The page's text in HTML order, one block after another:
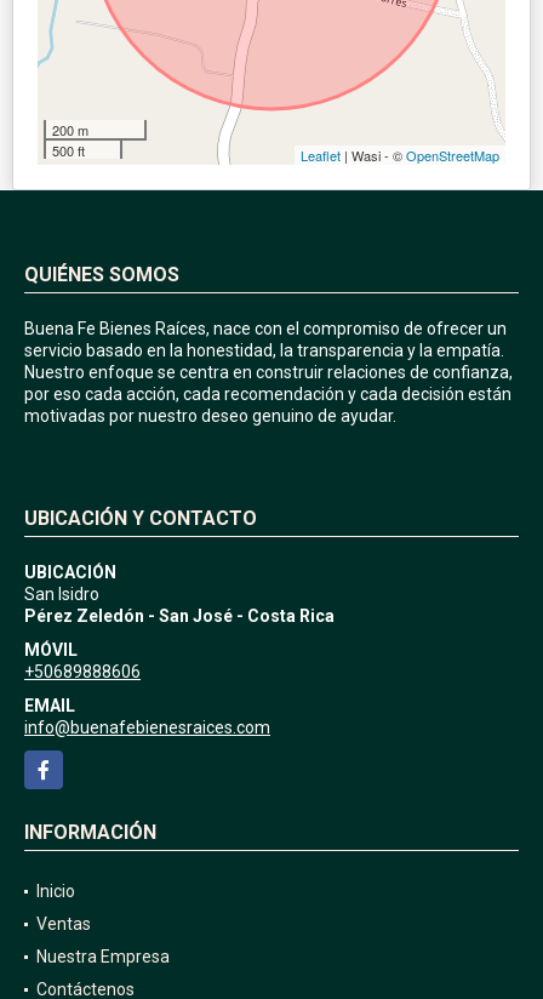
200 m
500 ft
Leaflet | Wasi - ©OpenStreetMap
QUIÉNES SOMOS
Buena Fe Bienes Raíces, nace con el compromiso de ofrecer un
servicio basado en la honestidad, la transparencia y la empatía.
Nuestro enfoque se centra en construir relaciones de confianza,
por eso cada acción, cada recomendación y cada decisión están
motivadas por nuestro deseo genuino de ayudar.
UBICACIÓN Y CONTACTO
UBICACIÓN
San Isidro
Pérez Zeledón - San José - Costa Rica
MÓVIL
+50689888606
EMAIL
info@buenafebienesraices.com
Facebook
INFORMACIÓN
Inicio
Ventas
Nuestra Empresa
Contáctenos